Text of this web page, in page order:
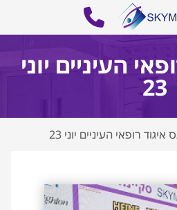
העיניים יוני
23
איגוד רופאי העיניים יוני 23